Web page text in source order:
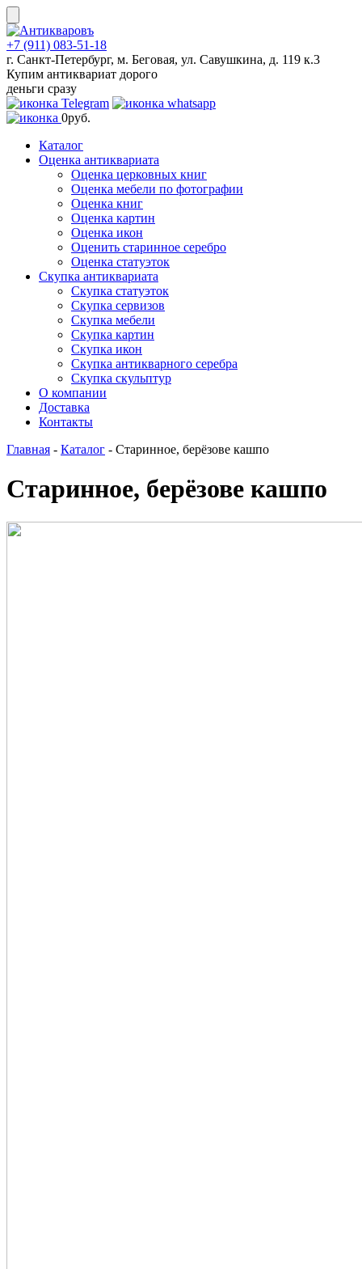
Skip
to
content
+7 (911) 083-51-18
г. Санкт-Петербург, м. Беговая, ул. Савушкина, д. 119 к.3
Купим антиквариат дорого
деньги сразу
0руб.
Каталог
Оценка антиквариата
Оценка церковных книг
Оценка мебели по фотографии
Оценка книг
Оценка картин
Оценка икон
Оценить старинное серебро
Оценка статуэток
Скупка антиквариата
Скупка статуэток
Скупка сервизов
Скупка мебели
Скупка картин
Скупка икон
Скупка антикварного серебра
Скупка скульптур
О компании
Доставка
Контакты
Главная - Каталог - Старинное, берёзове кашпо
Старинное, берёзове кашпо